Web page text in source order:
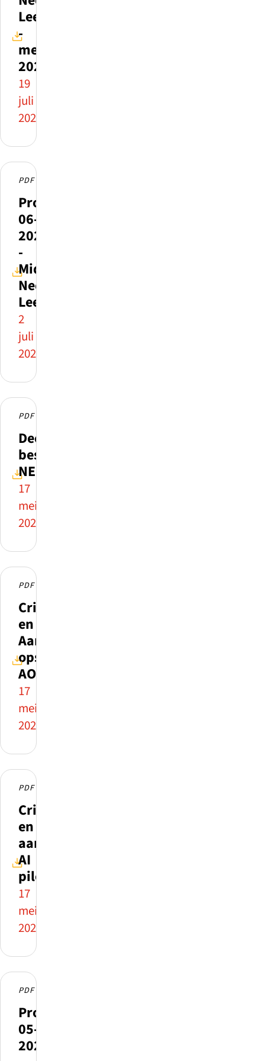
Leert
-
mei
2026
19
juli
2026
PDF
Profielkrant
06-
2026
-
Midden
Nederland
Leert
2
juli
2026
PDF
Deelnemende
besturen
NEON
17
mei
2026
PDF
Criteria
en
Aanvraagformulier
opschalen
AO
17
mei
2026
PDF
Criteria
en
aanvraagformulier
AI
pilots
17
mei
2026
PDF
Profielkrant
05-
2026